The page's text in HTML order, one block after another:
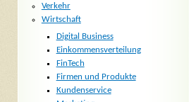
Verkehr
Wirtschaft
Digital Business
Einkommensverteilung
FinTech
Firmen und Produkte
Kundenservice